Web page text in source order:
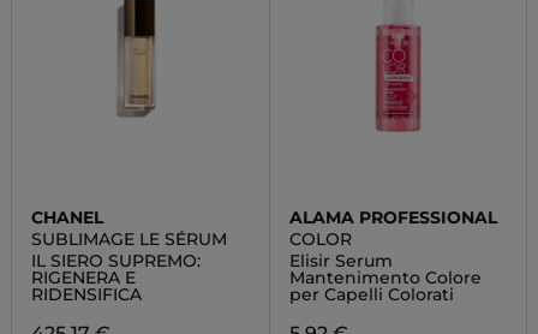
CHANEL
SUBLIMAGE LE SÉRUM
IL SIERO SUPREMO:
RIGENERA E
RIDENSIFICA
ALAMA PROFESSIONAL
COLOR
Elisir Serum
Mantenimento Colore
per Capelli Colorati